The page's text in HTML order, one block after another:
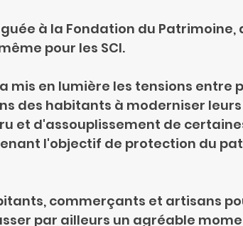
déléguée à la Fondation du
pour les SCI.
mis en lumière les tensions entre
des habitants à moderniser leurs
et d'assouplissement de
l'objectif de protection du
commerçants et artisans
par ailleurs un agréable